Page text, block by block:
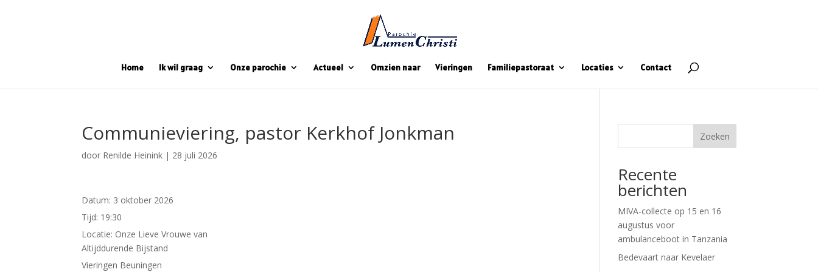
Home Ik wil graag Onze parochie Actueel Omzien naar Vieringen Familiepastoraat Locaties Contact
Communieviering, pastor Kerkhof Jonkman
door Renilde Heinink | 28 juli 2026
Datum: 3 oktober 2026
Tijd: 19:30
Locatie: Onze Lieve Vrouwe van
Altijddurende Bijstand
Vieringen Beuningen
Zoeken
Recente
berichten
MIVA-collecte op 15 en 16
augustus voor
ambulanceboot in Tanzania
Bedevaart naar Kevelaer